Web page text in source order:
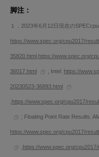
脚注：
１．2023年6月12日現在の
https://www.spec.org/cpu2017/
35820.html,https://www.spec.org/
36017.html , Intel: https://
20230523-36893.html
https://www.spec.org/cpu2017/
; Floating Point Rate Results.
https://www.spec.org/cpu2017/
https://www.spec.org/